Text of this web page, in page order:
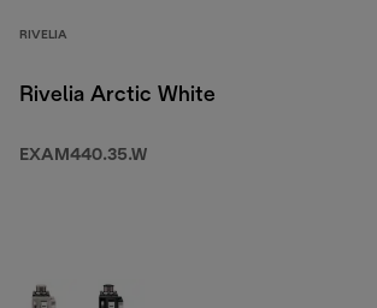
RIVELIA
Rivelia Arctic White
EXAM440.35.W